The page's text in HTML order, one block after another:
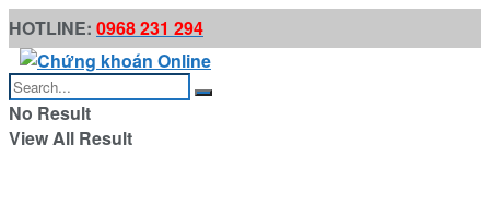
HOTLINE: 0968 231 294
No Result
View All Result